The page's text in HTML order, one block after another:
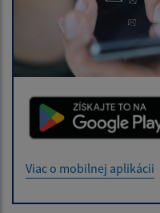
Viac o mobilnej aplikácii